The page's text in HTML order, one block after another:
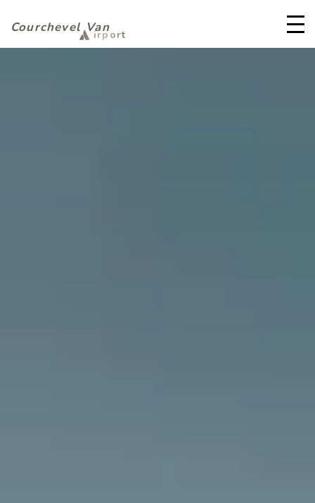
Courchevel irport
Van